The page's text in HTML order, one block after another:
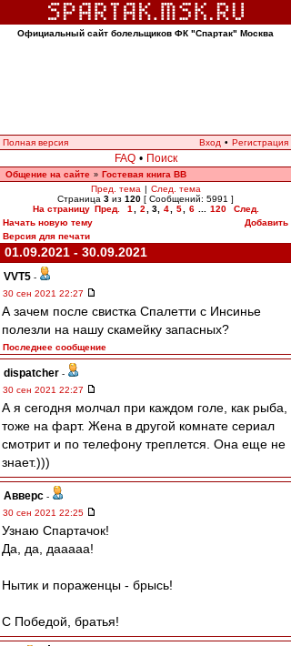
Официальный сайт болельщиков ФК "Спартак" Москва
Полная версия Вход • Регистрация
FAQ • Поиск
Общение на сайте » Гостевая книга ВВ
Пред. тема | След. тема
Страница 3 из 120 [ Сообщений: 5991 ]
На страницу Пред. 1 2 3, 4 5 6 120
След.
Начать новую тему
Добавить
Версия для печати
01.09.2021 - 30.09.2021
VVT5 -
30 сен 2021 22:27
А зачем после свистка Спалетти с Инсинье
полезли на нашу скамейку запасных?
Последнее сообщение
dispatcher -
30 сен 2021 22:27
А я сегодня молчал при каждом голе, как рыба,
тоже на фарт. Жена в другой комнате сериал
смотрит и по телефону треплется. Она еще не
знает.)))
Авверс -
30 сен 2021 22:25
Узнаю Спартачок!
Да, да, дааааа!
Нытик и пораженцы - брысь!
С Победой, братья!